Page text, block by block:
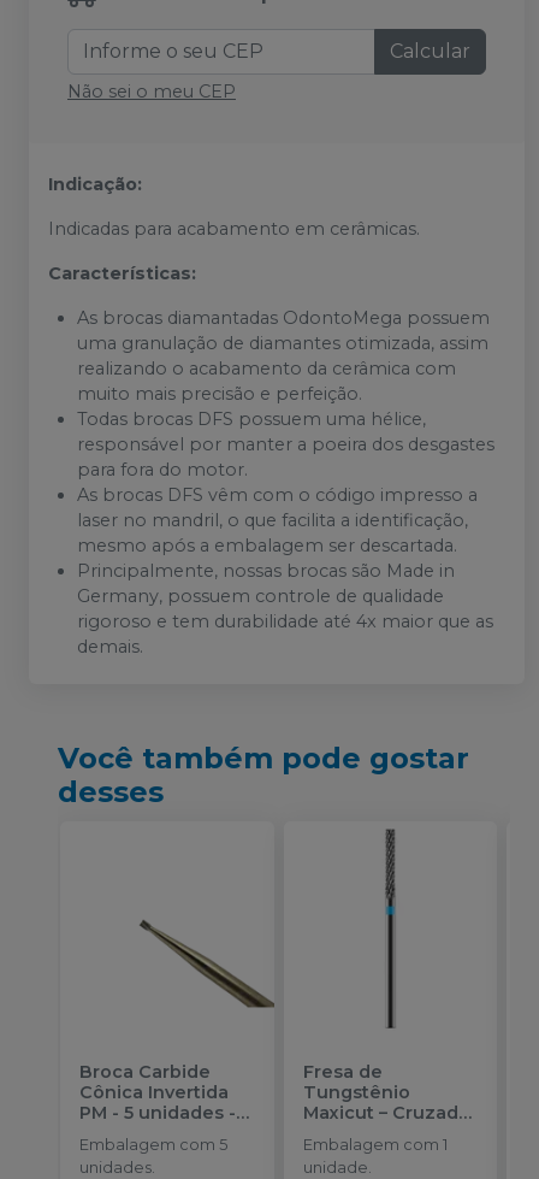
Calcular
Não sei o meu CEP
Indicação:
Indicadas para acabamento em cerâmicas.
Características:
As brocas diamantadas OdontoMega possuem
uma granulação de diamantes otimizada, assim
realizando o acabamento da cerâmica com
muito mais precisão e perfeição.
Todas brocas DFS possuem uma hélice,
responsável por manter a poeira dos desgastes
para fora do motor.
As brocas DFS vêm com o código impresso a
laser no mandril, o que facilita a identificação,
mesmo após a embalagem ser descartada.
Principalmente, nossas brocas são Made in
Germany, possuem controle de qualidade
rigoroso e tem durabilidade até 4x maior que as
demais.
Você também pode gostar
desses
Broca Carbide
Cônica Invertida
PM - 5 unidades -
JET
Embalagem com 5
unidades.
Fresa de
Tungstênio
Maxicut – Cruzado
Médio
BURRS
Embalagem com 1
unidade.